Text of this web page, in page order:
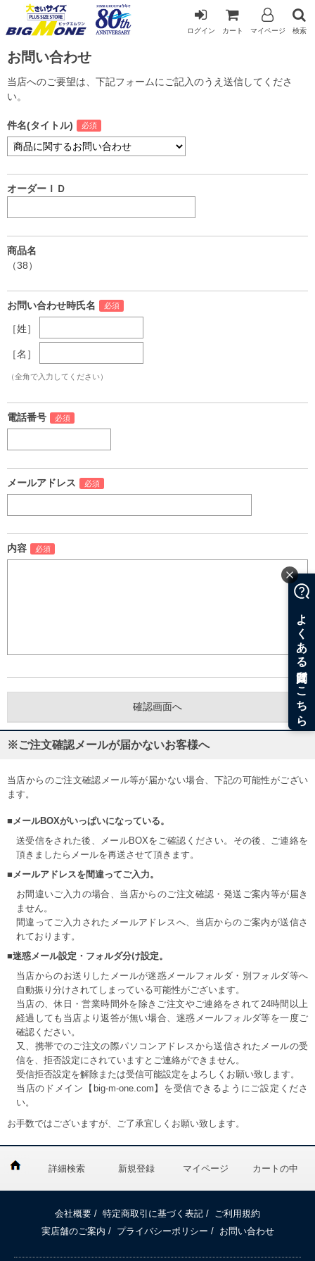
ログイン カート マイページ 検索
お問い合わせ
当店へのご要望は、下記フォームにご記入のうえ送信してくださ
い。
件名(タイトル)
オーダーＩＤ
商品名
（38）
お問い合わせ時氏名
［姓］
［名］
（全角で入力してください）
電話番号
メールアドレス
内容
※ご注文確認メールが届かないお客様へ
当店からのご注文確認メール等が届かない場合、下記の可能性がござい
ます。
■メールBOXがいっぱいになっている。
送受信をされた後、メールBOXをご確認ください。その後、ご連絡を
頂きましたらメールを再送させて頂きます。
■メールアドレスを間違ってご入力。
お間違いご入力の場合、当店からのご注文確認・発送ご案内等が届き
ません。
間違ってご入力されたメールアドレスへ、当店からのご案内が送信さ
れております。
■迷惑メール設定・フォルダ分け設定。
当店からのお送りしたメールが迷惑メールフォルダ・別フォルダ等へ
自動振り分けされてしまっている可能性がございます。
当店の、休日・営業時間外を除きご注文やご連絡をされて24時間以上
経過しても当店より返答が無い場合、迷惑メールフォルダ等を一度ご
確認ください。
又、携帯でのご注文の際パソコンアドレスから送信されたメールの受
信を、拒否設定にされていますとご連絡ができません。
受信拒否設定を解除または受信可能設定をよろしくお願い致します。
当店のドメイン【big-m-one.com】を受信できるようにご設定くださ
い。
お手数ではございますが、ご了承宜しくお願い致します。
詳細検索 新規登録 マイページ カートの中
会社概要 / 特定商取引に基づく表記 /
ご利用規約
実店舗のご案内 / プライバシーポリシー / お問い合わせ